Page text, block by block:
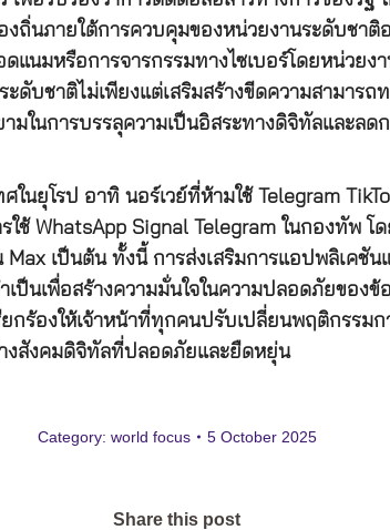
งถิ่นภายใต้การควบคุมของหน่วยงานระดับชาติ
แนมหรือการจารกรรมทางไซเบอร์โดยหน่วยง
ะดับชาติไม่เพียงแต่เสริมสร้างขีดความสามารถ
มในการบรรลุความเป็นอิสระทางดิจิทัลและล
ในยุโรป อาทิ นอร์เวย์ที่ห้ามใช้ Telegram
ช้ WhatsApp Signal Telegram ในกองทัพ โ
Max เป็นต้น ทั้งนี้ การส่งเสริมการแอปพลิเคชั
เป็นเพื่อสร้างความมั่นใจในความปลอดภัยของ
กร้องให้เจ้าหน้าที่ทุกคนปรับเปลี่ยนพฤติกรรมก
งสังคมดิจิทัลที่ปลอดภัยและยืดหยุ่น
Category: world focus 5 October 2025
Share this post